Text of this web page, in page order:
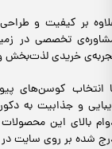
بر کیفیت و
تخصصی در
خریدی لذت‌بخش و
انتخاب کوسن‌های
و جذابیت به
بالای این
شده بر روی سایت